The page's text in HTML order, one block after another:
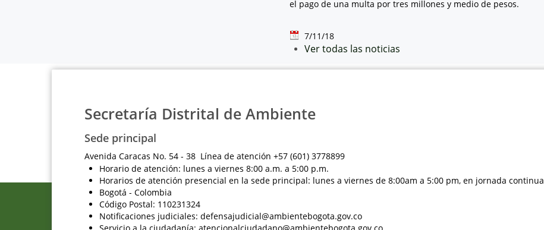
el pago de una multa por tres millones y medio de pesos.
7/11/18
Ver todas las noticias
Secretaría Distrital de Ambiente
Sede principal
Avenida Caracas No. 54 - 38 Línea de atención +57 (601) 3778899
Horario de atención: lunes a viernes 8:00 a.m. a 5:00 p.m.
Horarios de atención presencial en la sede principal: lunes a viernes de 8:00am a 5:00 pm, en jornada continua
Bogotá - Colombia
Código Postal: 110231324
Notificaciones judiciales: defensajudicial@ambientebogota.gov.co